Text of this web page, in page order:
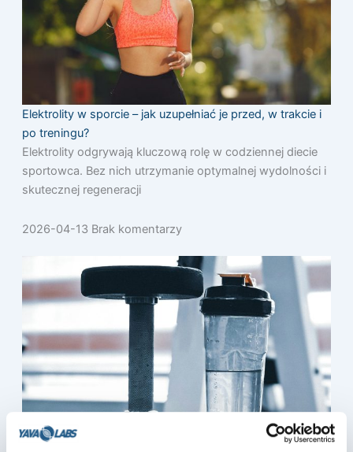
Elektrolity w sporcie – jak uzupełniać je przed, w trakcie i
po treningu?
Elektrolity odgrywają kluczową rolę w codziennej diecie
sportowca. Bez nich utrzymanie optymalnej wydolności i
skutecznej regeneracji
2026-04-13 Brak komentarzy